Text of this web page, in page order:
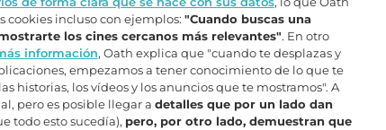
cookies incluso con ejemplos: "Cuando buscas una
los cines cercanos más relevantes". En otro
información, Oath explica que "cuando te desplazas y
empezamos a tener conocimiento de lo que te
historias, los vídeos y los anuncios que te mostramos". A
pero es posible llegar a detalles que por un lado dan
todo esto sucedía), pero, por otro lado, demuestran que